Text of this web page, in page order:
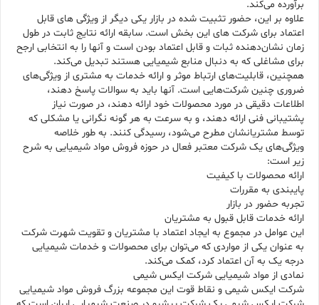
برآورده می‌کند.
علاوه بر این، حضور تثبیت شده در بازار یکی دیگر از ویژگی های قابل
اعتماد برای شرکت های این بخش است. سابقه ارائه نتایج ثابت در طول
زمان نشان‌دهنده ثبات و قابل اعتماد بودن است و آنها را به انتخابی ارجح
برای مشاغلی که به دنبال منابع شیمیایی هستند تبدیل می‌کند.
همچنین، قابلیت‌های ارتباط موثر و ارائه خدمات به مشتری از ویژگی‌های
ضروری چنین شرکت‌هایی است. آنها باید به سوالات پاسخ دهند،
اطلاعات دقیقی در مورد محصولات خود ارائه دهند، در صورت نیاز
پشتیبانی فنی ارائه دهند، و به سرعت به هر گونه نگرانی یا مشکلی که
توسط مشتریانشان مطرح می‌شود، رسیدگی کنند. به طور خلاصه
ویژگی‌های یک شرکت معتبر فعال در حوزه فروش مواد شیمیایی به شرح
زیر است:
ارائه محصولات با کیفیت
پایبندی به مقررات
تجربه حضور در بازار
ارائه خدمات قابل قبول به مشتریان
این عوامل در مجموع به ایجاد اعتماد با مشتریان و تقویت شهرت شرکت
به عنوان یکی از مواردی که می‌توان برای محصولات و خدمات شیمیایی
درجه یک به آن اعتماد کرد، کمک می‌کند.
نمادی از مواد شیمیایی شرکت ایکس شیمی
شرکت ایکس شیمی و نقاط قوت این مجموعه بزرگ فروش مواد شیمیایی